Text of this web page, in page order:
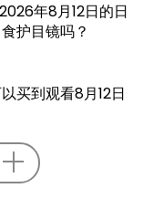
年8月12日的日
护目镜吗？
买到观看8月12日